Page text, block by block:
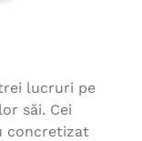
lucruri pe
săi. Cei
concretizat